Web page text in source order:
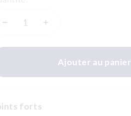
Ajouter au panier
forts